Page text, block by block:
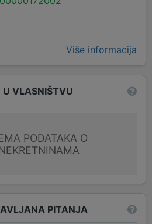
Više informacija
U VLASNIŠTVU
PODATAKA O
PITANJA